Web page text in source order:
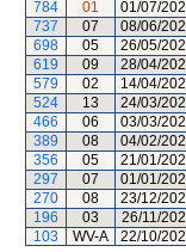
784
01 01/07/
737
07 08/06/
698
05 26/05/
619
09 28/04/
579
02 14/04/
524
13 24/03/
466
06 03/03/
389
08 04/02/
356
05 21/01/
297
07 01/01/
270
08 23/12/
196
03 26/11/
103
WV-A 22/10/